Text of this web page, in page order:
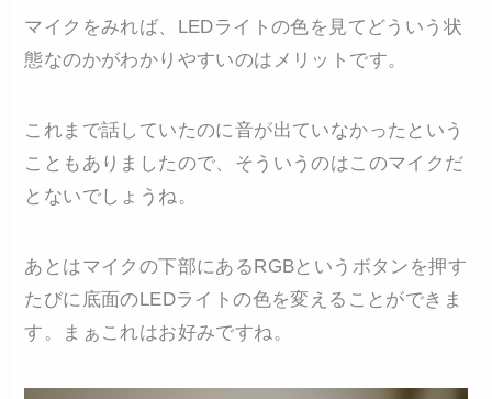
マイクをみれば、LEDライトの色を見てどういう状
態なのかがわかりやすいのはメリットです。
これまで話していたのに音が出ていなかったという
こともありましたので、そういうのはこのマイクだ
とないでしょうね。
あとはマイクの下部にあるRGBというボタンを押す
たびに底面のLEDライトの色を変えることができま
す。まぁこれはお好みですね。